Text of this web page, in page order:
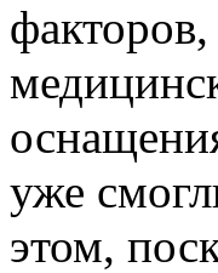
уже
этом,